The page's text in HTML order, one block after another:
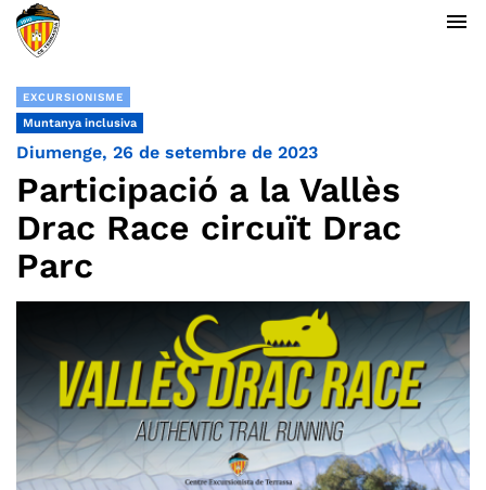
menu
EXCURSIONISME
Muntanya inclusiva
Diumenge, 26 de setembre de 2023
Participació a la Vallès
Drac Race circuït Drac
Parc